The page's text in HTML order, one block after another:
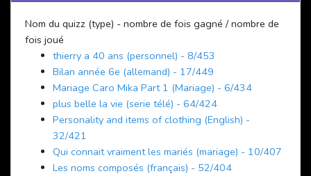
Nom du quizz (type) - nombre de fois gagné / nombre de
fois joué
thierry a 40 ans (personnel) - 8/453
Bilan année 6e (allemand) - 17/449
Mariage Caro Mika Part 1 (Mariage) - 6/434
plus belle la vie (serie télé) - 64/424
Personality and items of clothing (English) -
32/421
Qui connait vraiment les mariés (mariage) - 10/407
Les noms composés (français) - 52/404